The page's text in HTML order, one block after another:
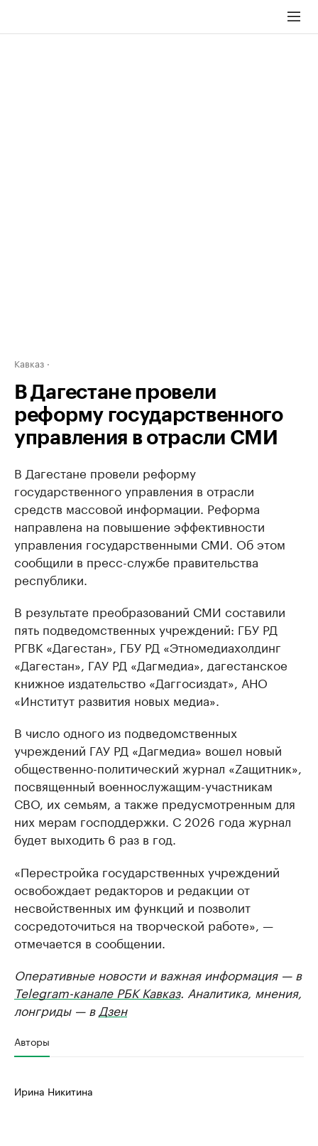
Кавказ
В Дагестане провели
реформу государственного
управления в отрасли СМИ
В Дагестане провели реформу
государственного управления в отрасли
средств массовой информации. Реформа
направлена на повышение эффективности
управления государственными СМИ. Об этом
сообщили в пресс-службе правительства
республики.
В результате преобразований СМИ составили
пять подведомственных учреждений: ГБУ РД
РГВК «Дагестан», ГБУ РД «Этномедиахолдинг
«Дагестан», ГАУ РД «Дагмедиа», дагестанское
книжное издательство «Даггосиздат», АНО
«Институт развития новых медиа».
В число одного из подведомственных
учреждений ГАУ РД «Дагмедиа» вошел новый
общественно-политический журнал «Zащитник»,
посвященный военнослужащим-участникам
СВО, их семьям, а также предусмотренным для
них мерам господдержки. С 2026 года журнал
будет выходить 6 раз в год.
«Перестройка государственных учреждений
освобождает редакторов и редакции от
несвойственных им функций и позволит
сосредоточиться на творческой работе», —
отмечается в сообщении.
Оперативные новости и важная информация — в
Telegram-канале РБК Кавказ. Аналитика, мнения,
лонгриды — в Дзен
Авторы
Ирина Никитина